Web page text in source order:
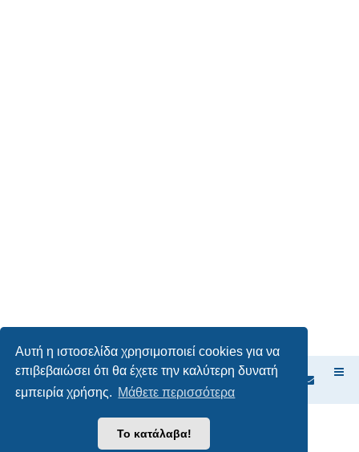
Αυτή η ιστοσελίδα χρησιμοποιεί cookies για να
επιβεβαιώσει ότι θα έχετε την καλύτερη δυνατή
εμπειρία χρήσης. Μάθετε περισσότερα
Το κατάλαβα!
Ευρετήριο Δ. Συζήτησης
Δημιουργήθηκε απόphpBB® Forum Software © phpBB Limited
Ελληνική μετάφραση από τοphpbbgr.com